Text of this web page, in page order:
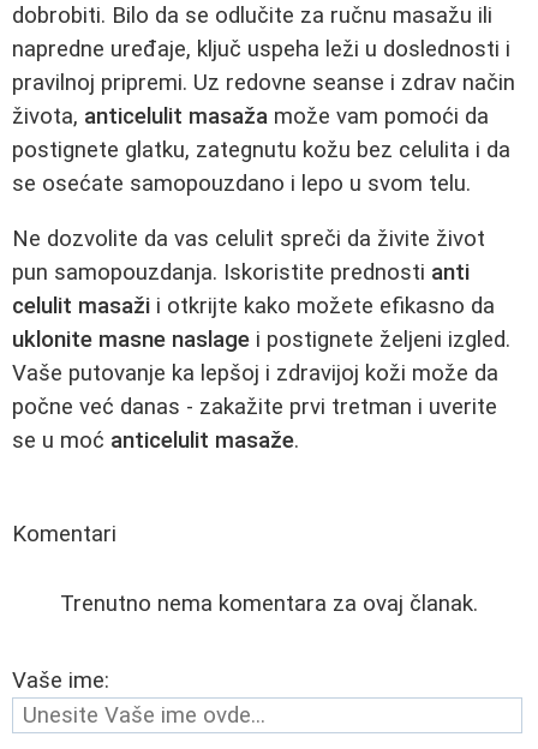
dobrobiti. Bilo da se odlučite za ručnu masažu ili
napredne uređaje, ključ uspeha leži u doslednosti i
pravilnoj pripremi. Uz redovne seanse i zdrav način
života, anticelulit masaža može vam pomoći da
postignete glatku, zategnutu kožu bez celulita i da
se osećate samopouzdano i lepo u svom telu.
Ne dozvolite da vas celulit spreči da živite život
pun samopouzdanja. Iskoristite prednosti anti
celulit masaži i otkrijte kako možete efikasno da
uklonite masne naslage i postignete željeni izgled.
Vaše putovanje ka lepšoj i zdravijoj koži može da
počne već danas - zakažite prvi tretman i uverite
se u moć anticelulit masaže.
Komentari
Trenutno nema komentara za ovaj članak.
Vaše ime: